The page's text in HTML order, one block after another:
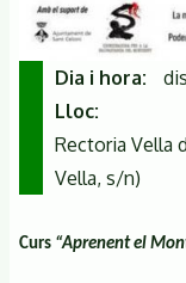
Dia i hora
Lloc
Rectoria Vella
Vella, s/n)
Curs “Aprenent el